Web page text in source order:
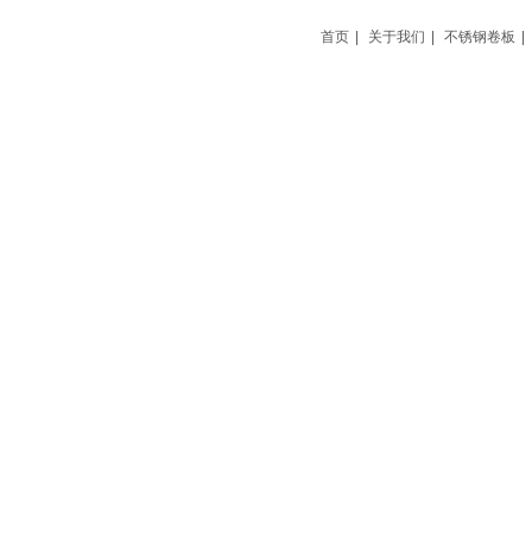
首页 关于我们 不锈钢卷板